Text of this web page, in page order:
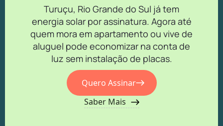
Turuçu, Rio Grande do Sul já tem
energia solar por assinatura. Agora até
quem mora em apartamento ou vive de
aluguel pode economizar na conta de
luz sem instalação de placas.
Quero Assinar
Saber Mais